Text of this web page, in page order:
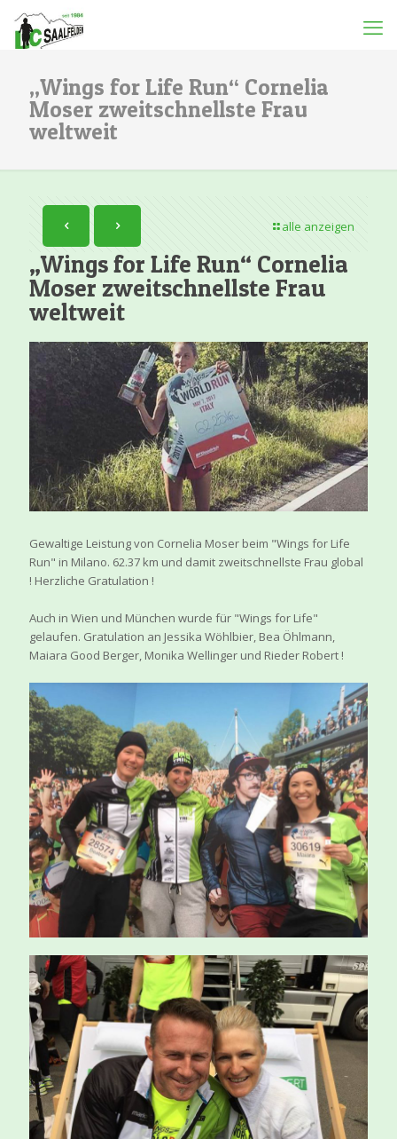
„Wings for Life Run“ Cornelia
Moser zweitschnellste Frau
weltweit
alle anzeigen
„Wings for Life Run“ Cornelia
Moser zweitschnellste Frau
weltweit
Gewaltige Leistung von Cornelia Moser beim "Wings for Life
Run" in Milano. 62.37 km und damit zweitschnellste Frau global
! Herzliche Gratulation !
Auch in Wien und München wurde für "Wings for Life"
gelaufen. Gratulation an Jessika Wöhlbier, Bea Öhlmann,
Maiara Good Berger, Monika Wellinger und Rieder Robert !